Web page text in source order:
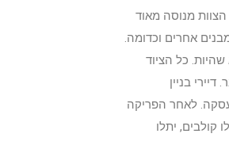
מנוסה מאוד
אחרים וכדומה.
כל הציוד
בניין
לאחר הפריקה
קולבים, יתלו